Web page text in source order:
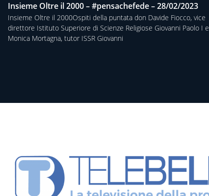
Insieme Oltre il 2000 – #pensachefede – 28/02/2023
Insieme Oltre il 2000Ospiti della puntata don Davide Fiocco, vice
direttore Istituto Superiore di Scienze Religiose Giovanni Paolo I e
Monica Mortagna, tutor ISSR Giovanni